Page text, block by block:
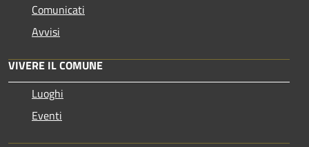
Comunicati
Avvisi
VIVERE IL COMUNE
Luoghi
Eventi